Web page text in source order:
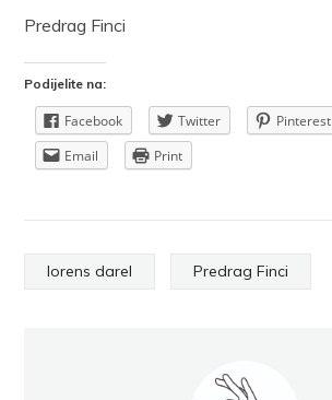
Predrag Finci
Podijelite na:
Facebook Twitter Pinterest
Email
Print
lorens darel Predrag Finci